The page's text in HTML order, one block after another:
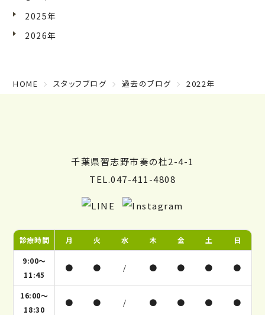
2025年
2026年
HOME スタッフブログ 過去のブログ 2022年
千葉県習志野市奏の杜2-4-1
TEL.047-411-4808
診療時間 月 火 水 木 金 土 日
9:00～
11:45
● ● / ● ● ● ●
16:00～
18:30
● ● / ● ● ● ●